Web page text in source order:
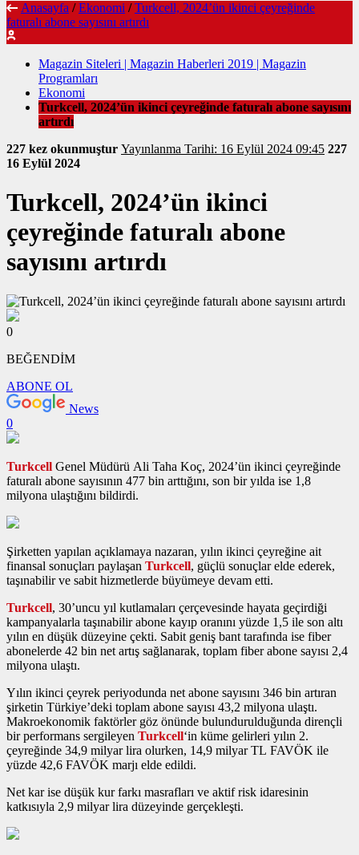
Anasayfa / Ekonomi / Turkcell, 2024’ün ikinci çeyreğinde
faturalı abone sayısını artırdı
Magazin Siteleri | Magazin Haberleri 2019 | Magazin
Programları
Ekonomi
Turkcell, 2024’ün ikinci çeyreğinde faturalı abone sayısını
artırdı
227 kez okunmuştur
Yayınlanma Tarihi: 16 Eylül 2024 09:45 227
16 Eylül 2024
Turkcell, 2024’ün ikinci
çeyreğinde faturalı abone
sayısını artırdı
0
BEĞENDİM
ABONE OL
News
0
Turkcell Genel Müdürü Ali Taha Koç, 2024’ün ikinci çeyreğinde
faturalı abone sayısının 477 bin arttığını, son bir yılda ise 1,8
milyona ulaştığını bildirdi.
Şirketten yapılan açıklamaya nazaran, yılın ikinci çeyreğine ait
finansal sonuçları paylaşan Turkcell, güçlü sonuçlar elde ederek,
taşınabilir ve sabit hizmetlerde büyümeye devam etti.
Turkcell, 30’uncu yıl kutlamaları çerçevesinde hayata geçirdiği
kampanyalarla taşınabilir abone kayıp oranını yüzde 1,5 ile son altı
yılın en düşük düzeyine çekti. Sabit geniş bant tarafında ise fiber
abonelerde 42 bin net artış sağlanarak, toplam fiber abone sayısı 2,4
milyona ulaştı.
Yılın ikinci çeyrek periyodunda net abone sayısını 346 bin artıran
şirketin Türkiye’deki toplam abone sayısı 43,2 milyona ulaştı.
Makroekonomik faktörler göz önünde bulundurulduğunda dirençli
bir performans sergileyen Turkcell‘in küme gelirleri yılın 2.
çeyreğinde 34,9 milyar lira olurken, 14,9 milyar TL FAVÖK ile
yüzde 42,6 FAVÖK marjı elde edildi.
Net kar ise düşük kur farkı masrafları ve aktif risk idaresinin
katkısıyla 2,9 milyar lira düzeyinde gerçekleşti.